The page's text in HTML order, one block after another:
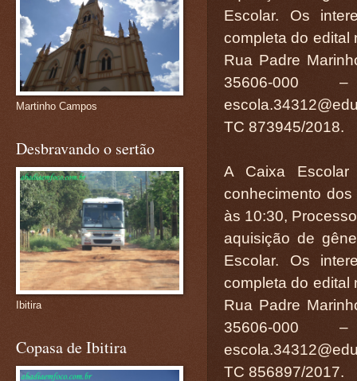
Escolar. Os
completa do edital
Rua Padre
35606-000
TC 873945/2018.
A Caixa Escolar
conhecimento
às 10:30,
aquisição de
Escolar. Os
completa do edital
Rua Padre
35606-000
TC 856897/2017.
Martinho Campos
Desbravando o sertão
Ibitira
Copasa de Ibitira